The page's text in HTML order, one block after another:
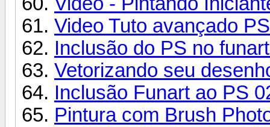
Video Tuto avançado PS
Inclusão do PS no
Vetorizando seu
Inclusão Funart ao PS
Pintura com Brush